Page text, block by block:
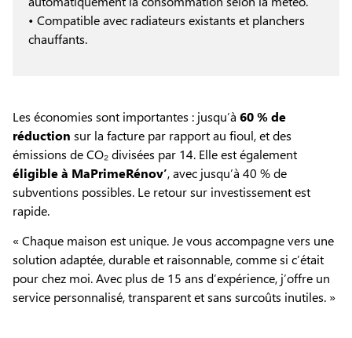
• Compatible avec radiateurs existants et planchers
chauffants.
Les économies sont importantes : jusqu’à 60 % de
réduction sur la facture par rapport au fioul, et des
émissions de CO₂ divisées par 14. Elle est également
éligible à MaPrimeRénov’, avec jusqu’à 40 % de
subventions possibles. Le retour sur investissement est
rapide.
« Chaque maison est unique. Je vous accompagne vers une
solution adaptée, durable et raisonnable, comme si c’était
pour chez moi. Avec plus de 15 ans d’expérience, j’offre un
service personnalisé, transparent et sans surcoûts inutiles. »